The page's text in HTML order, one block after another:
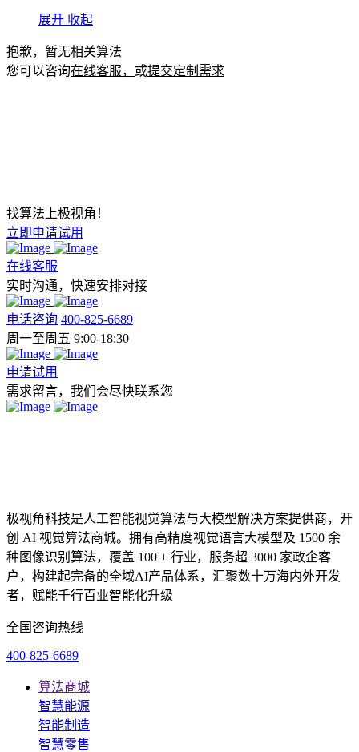
展开 收起
抱歉，暂无相关算法
您可以咨询在线客服， 或提交定制需求
找算法上极视角！
立即申请试用
在线客服
实时沟通，快速安排对接
电话咨询 400-825-6689
周一至周五 9:00-18:30
申请试用
需求留言，我们会尽快联系您
极视角科技是人工智能视觉算法与大模型解决方案提供商，开
创 AI 视觉算法商城。拥有高精度视觉语言大模型及 1500 余
种图像识别算法，覆盖 100 + 行业，服务超 3000 家政企客
户，构建起完备的全域AI产品体系，汇聚数十万海内外开发
者，赋能千行百业智能化升级
全国咨询热线
400-825-6689
算法商城
智慧能源
智能制造
智慧零售